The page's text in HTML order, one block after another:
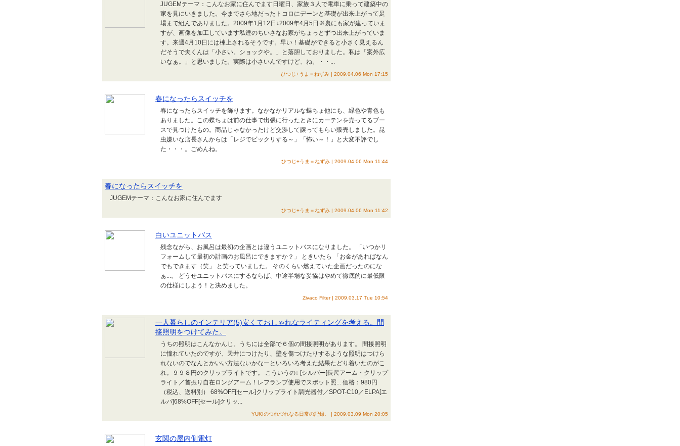
JUGEMテーマ：こんなお家に住んでます日曜日、家族３人で電車に乗って建築中の
家を見にいきました。今までさら地だったトコロにデーンと基礎が出来上がって足
場まで組んでありました。2009年1月12日↓2009年4月5日※裏にも家が建っていま
すが、画像を加工しています私達のちいさなお家がちょっとずつ出来上がっていま
す。来週4月10日には棟上されるそうです。早い！基礎ができると小さく見えるん
だそうで夫くんは「小さい。ショックや。」と落胆しておりました。私は「案外広
いなぁ。」と思いました。実際は小さいんですけど、ね。・・...
ひつじ+うま＝ねずみ | 2009.04.06 Mon 17:15
春になったらスイッチを
春になったらスイッチを飾ります。なかなかリアルな蝶ちょ他にも、緑色や青色も
ありました。この蝶ちょは前の仕事で出張に行ったときにカーテンを売ってるブー
スで見つけたもの。商品じゃなかったけど交渉して譲ってもらい販売しました。昆
虫嫌いな店長さんからは「レジでビックリする～」「怖い～！」と大変不評でし
た・・・。ごめんね。
ひつじ+うま＝ねずみ | 2009.04.06 Mon 11:44
春になったらスイッチを
JUGEMテーマ：こんなお家に住んでます
ひつじ+うま＝ねずみ | 2009.04.06 Mon 11:42
白いユニットバス
残念ながら、お風呂は最初の企画とは違うユニットバスになりました。 「いつかリ
フォームして最初の計画のお風呂にできますか？」 ときいたら 「お金があればなん
でもできます（笑」 と笑っていました。 そのくらい燃えていた企画だったのにな
ぁ...。 どうせユニットバスにするならば、中途半場な妥協はやめて徹底的に最低限
の仕様にしよう！と決めました。
Zivaco Filter | 2009.03.17 Tue 10:54
一人暮らしのインテリア(5)安くておしゃれなライティングを考える。間
接照明をつけてみた。
うちの照明はこんなかんじ。うちには全部で６個の間接照明があります。 間接照明
に憧れていたのですが、天井につけたり、壁を傷つけたりするような照明はつけら
れないのでなんとかいい方法ないかなーといろいろ考えた結果たどり着いたのがこ
れ。９９８円のクリップライトです。 こういうの↓ [シルバー]長尺アーム・クリップ
ライト／首振り自在ロングアーム！レフランプ使用でスポット照... 価格：980円
（税込、送料別） 68%OFF[セール]クリップライト調光器付／SPOT-C10／ELPA[エ
ルパ]68%OFF[セール]クリッ...
YUKIのつれづれなる日常の記録。 | 2009.03.09 Mon 20:05
玄関の屋内側電灯